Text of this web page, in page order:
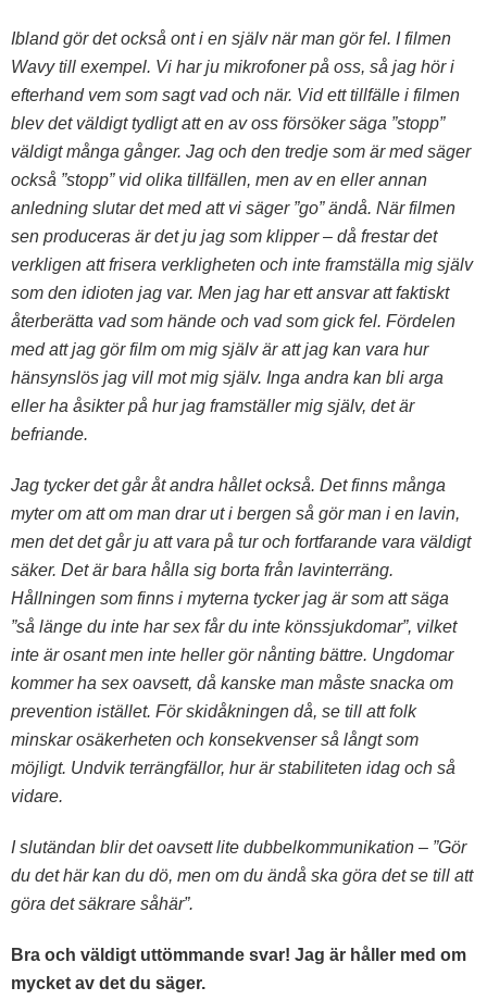
Ibland gör det också ont i en själv när man gör fel. I filmen
Wavy till exempel. Vi har ju mikrofoner på oss, så jag hör i
efterhand vem som sagt vad och när. Vid ett tillfälle i filmen
blev det väldigt tydligt att en av oss försöker säga ”stopp”
väldigt många gånger. Jag och den tredje som är med säger
också ”stopp” vid olika tillfällen, men av en eller annan
anledning slutar det med att vi säger ”go” ändå. När filmen
sen produceras är det ju jag som klipper – då frestar det
verkligen att frisera verkligheten och inte framställa mig själv
som den idioten jag var. Men jag har ett ansvar att faktiskt
återberätta vad som hände och vad som gick fel. Fördelen
med att jag gör film om mig själv är att jag kan vara hur
hänsynslös jag vill mot mig själv. Inga andra kan bli arga
eller ha åsikter på hur jag framställer mig själv, det är
befriande.
Jag tycker det går åt andra hållet också. Det finns många
myter om att om man drar ut i bergen så gör man i en lavin,
men det det går ju att vara på tur och fortfarande vara väldigt
säker. Det är bara hålla sig borta från lavinterräng.
Hållningen som finns i myterna tycker jag är som att säga
”så länge du inte har sex får du inte könssjukdomar”, vilket
inte är osant men inte heller gör nånting bättre. Ungdomar
kommer ha sex oavsett, då kanske man måste snacka om
prevention istället. För skidåkningen då, se till att folk
minskar osäkerheten och konsekvenser så långt som
möjligt. Undvik terrängfällor, hur är stabiliteten idag och så
vidare.
I slutändan blir det oavsett lite dubbelkommunikation – ”Gör
du det här kan du dö, men om du ändå ska göra det se till att
göra det säkrare såhär”.
Bra och väldigt uttömmande svar! Jag är håller med om
mycket av det du säger.